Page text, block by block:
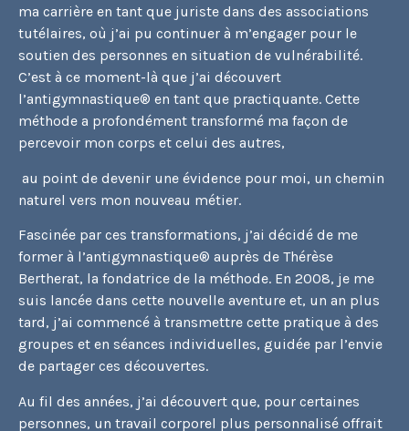
ma carrière en tant que juriste dans des associations
tutélaires, où j’ai pu continuer à m’engager pour le
soutien des personnes en situation de vulnérabilité.
C’est à ce moment-là que j’ai découvert
l’antigymnastique® en tant que practiquante. Cette
méthode a profondément transformé ma façon de
percevoir mon corps et celui des autres,
au point de devenir une évidence pour moi, un chemin
naturel vers mon nouveau métier.
Fascinée par ces transformations, j’ai décidé de me
former à l’antigymnastique® auprès de Thérèse
Bertherat, la fondatrice de la méthode. En 2008, je me
suis lancée dans cette nouvelle aventure et, un an plus
tard, j’ai commencé à transmettre cette pratique à des
groupes et en séances individuelles, guidée par l’envie
de partager ces découvertes.
Au fil des années, j’ai découvert que, pour certaines
personnes, un travail corporel plus personnalisé offrait